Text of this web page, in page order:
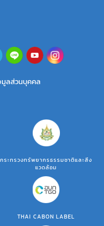
ลส่วนบุคคล
กระทรวงทรัพยากรธรรมชาติและสิ่ง
แวดล้อม
THAI CABON LABEL